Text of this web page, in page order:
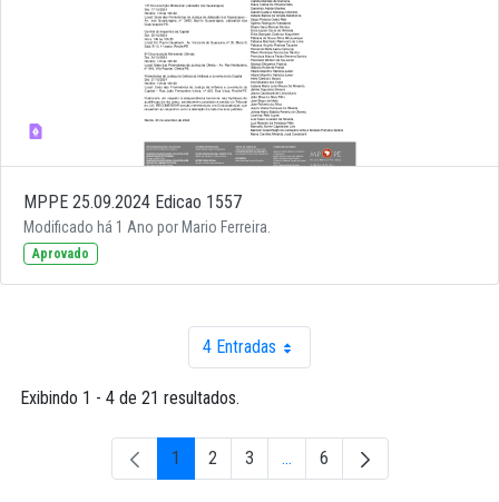
MPPE 25.09.2024 Edicao 1557
Modificado há 1 Ano por Mario Ferreira.
Aprovado
4 EntradasPor página
Exibindo 1 - 4 de 21 resultados.
Página
1 Página
2 Página
3 ...Páginas intermediárias Usar
Página
6